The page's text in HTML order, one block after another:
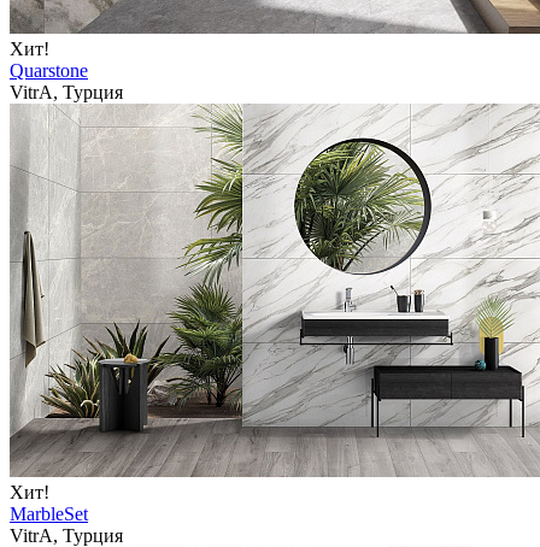
Хит!
Quarstone
VitrA, Турция
Хит!
MarbleSet
VitrA, Турция